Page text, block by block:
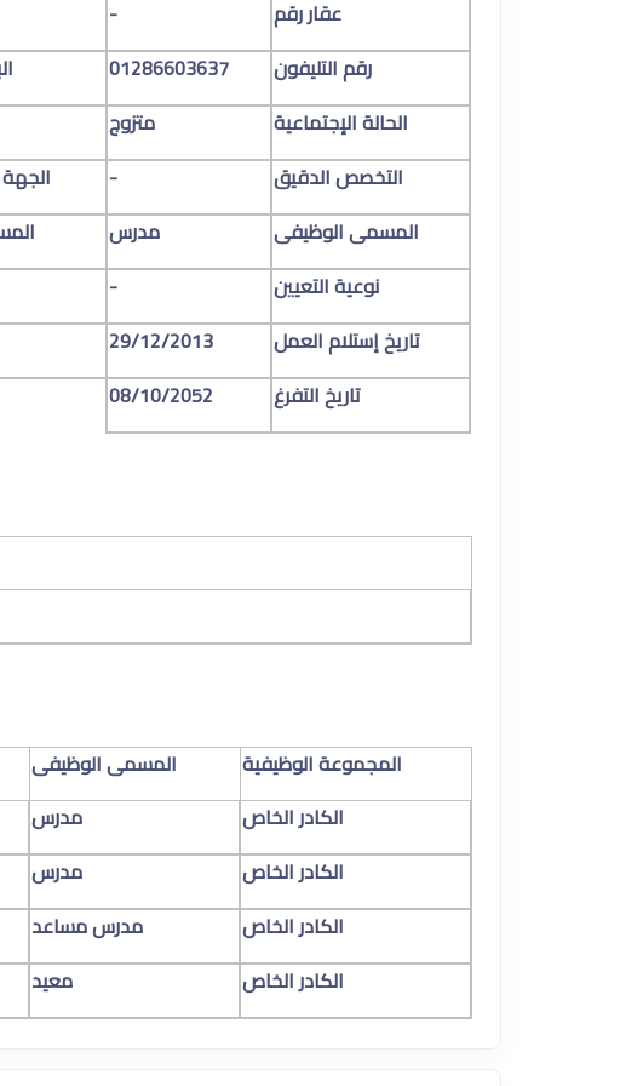
عقار رقم -
رقم التليفون
01286603637
الحالة الإجتماعية
متزوج
التخصص الدقيق
-
المسمى الوظيفى
مدرس
نوعية التعيين
-
تاريخ إستلام العمل
29/12/2013
تاريخ التفرغ
08/10/2052
المجموعة الوظيفية
المسمى الوظيفى
الكادر الخاص
مدرس
الكادر الخاص
مدرس
الكادر الخاص
مدرس مساعد
الكادر الخاص
معيد